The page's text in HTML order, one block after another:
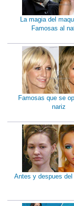
La magia del
Famosas al
Famosas que se
nariz
Antes y despues del